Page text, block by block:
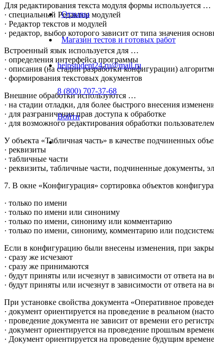
Отзывы
Магазин тестов и готовых работ
helpstudent24.ru@mail.ru
8 (800) 707-37-68
Войти
Для редактирования текста модуля формы используется …
· специальный Редактор модулей
· Редактор текстов и модулей
· редактор, выбор которого зависит от типа значения
Встроенный язык используется для …
· определения интерфейса программы
· описания (на стадии разработки конфигурации)
· формирования текстовых документов
Внешние обработки используются …
· на стадии отладки, для более быстрого внесения
· для разграничения прав доступа к обработке
· для возможного редактирования обработки
У объекта «Табличная часть» в качестве подчиненных
· реквизиты
· табличные части
· реквизиты, табличные части, подчиненные документы,
7. В окне «Конфигурация» сортировка объектов
· только по имени
· только по имени или синониму
· только по имени, синониму или комментарию
· только по имени, синониму, комментарию или
Если в конфигурацию были внесены изменения, при
· сразу же исчезают
· сразу же принимаются
· будут приняты или исчезнут в зависимости от ответа на
· будут приняты или исчезнут в зависимости от ответа
При установке свойства документа «Оперативное
· документ ориентируется на проведение в реальном
· проведение документа не зависит от времени его
· документ ориентируется на проведение прошлым
· Документ ориентируется на проведение будущим